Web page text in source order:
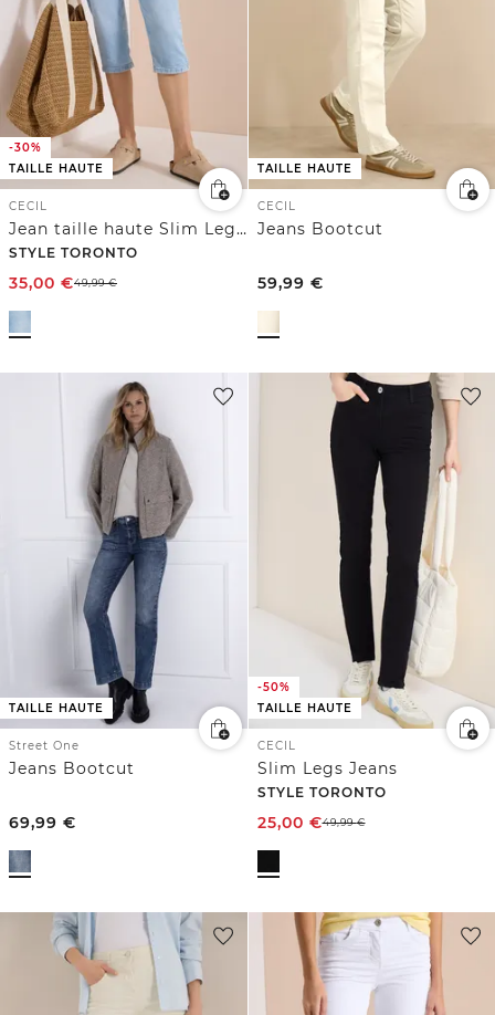
-30%
TAILLE HAUTE
CECIL
Jean taille haute Slim Leg à la coupe slim
STYLE TORONTO
35,00 €49,99€
TAILLE HAUTE
CECIL
Jeans Bootcut
59,99 €
TAILLE HAUTE
Street One
Jeans Bootcut
69,99 €
-50%
TAILLE HAUTE
CECIL
Slim Legs Jeans
STYLE TORONTO
25,00 €49,99€